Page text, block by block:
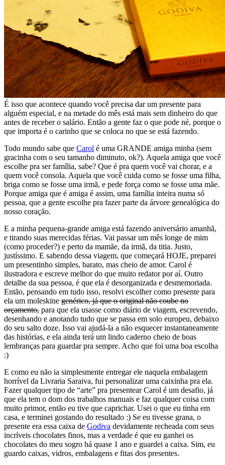
É isso que acontece quando você precisa dar um presente para
alguém especial, e na metade do mês está mais sem dinheiro do que
antes de receber o salário. Então a gente faz o que pode né, porque o
que importa é o carinho que se coloca no que se está fazendo.
Todo mundo sabe que Carol é uma GRANDE amiga minha (sem
gracinha com o seu tamanho diminuto, ok?). Aquela amiga que você
escolhe pra ser família, sabe? Que é pra quem você vai chorar, e a
quem você consola. Aquela que você cuida como se fosse uma filha,
briga como se fosse uma irmã, e pede força como se fosse uma mãe.
Porque amiga que é amiga é assim, uma família inteira numa só
pessoa, que a gente escolhe pra fazer parte da árvore genealógica do
nosso coração.
E a minha pequena-grande amiga está fazendo aniversário amanhã,
e tirando suas merecidas férias. Vai passar um mês longe de mim
(como proceder?) e perto da mamãe, da irmã, da titia. Justo,
justíssimo. E sabendo dessa viagem, que começará HOJE, preparei
um presentinho simples, barato, mas cheio de amor. Carol é
ilustradora e escreve melhor do que muito redator por aí. Outro
detalhe da sua pessoa, é que ela é desorganizada e desmemoriada.
Então, pensando em tudo isso, resolvi escolher como presente para
ela um moleskine genérico, já que o original não coube no
orçamento, para que ela usasse como diário de viagem, escrevendo,
desenhando e anotando tudo que se passa em solo europeu, debaixo
do seu salto doze. Isso vai ajudá-la a não esquecer instantaneamente
das histórias, e ela ainda terá um lindo caderno cheio de boas
lembranças para guardar pra sempre. Acho que foi uma boa escolha
:)
E como eu não ia simplesmente entregar ele naquela embalagem
horrível da Livraria Saraiva, fui personalizar uma caixinha pra ela.
Fazer qualquer tipo de “arte” pra presentear Carol é um desafio, já
que ela tem o dom dos trabalhos manuais e faz qualquer coisa com
muito primor, então eu tive que caprichar. Usei o que eu tinha em
casa, e terminei gostando do resultado :) Se eu tivesse grana, o
presente era essa caixa de Godiva devidamente recheada com seus
incríveis chocolates finos, mas a verdade é que eu ganhei os
chocolates do meu sogro há quase 1 ano e guardei a caixa. Sim, eu
guardo caixas, vidros, embalagens e fitas dos presentes.